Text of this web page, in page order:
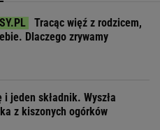
Tracąc więź z rodzicem,
Dlaczego zrywamy
i jeden składnik. Wyszła
z kiszonych ogórków